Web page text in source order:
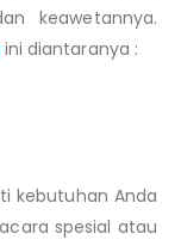
keawetannya.
ini diantaranya :
kebutuhan Anda
spesial atau